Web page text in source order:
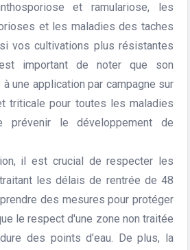
et ramulariose, les
et les maladies des taches
vos cultivations plus résistantes
important de noter que son
une application par campagne sur
triticale pour toutes les maladies
prévenir le développement de
il est crucial de respecter les
les délais de rentrée de 48
des mesures pour protéger
le respect d'une zone non traitée
des points d’eau. De plus, la